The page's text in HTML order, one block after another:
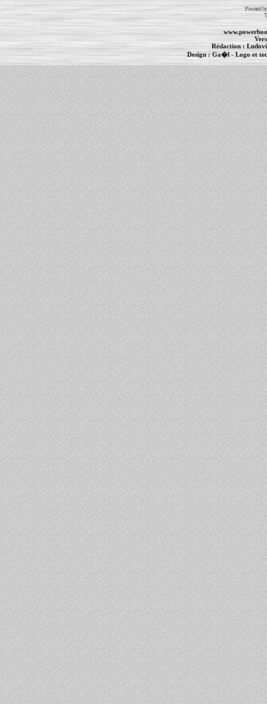
Powered
Rédaction :
Design : Ga�l- Logo et
-MacBook Pro